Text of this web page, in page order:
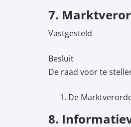
7.
Vastgesteld
Besluit
De raad voor te
De
8.